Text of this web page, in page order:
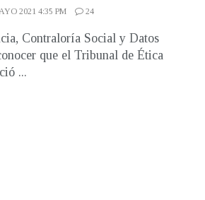
2021 4:35 PM 24
Contraloría Social y Datos
que el Tribunal de Ética
...